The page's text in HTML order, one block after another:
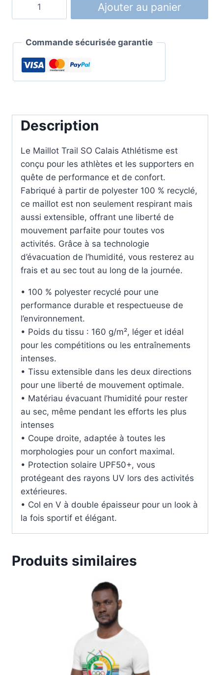
Trail
Calais
Athlétisme
avec
Style
Confort
Ajouter au panier
Commande sécurisée garantie
Description
Le Maillot Trail SO Calais Athlétisme est
conçu pour les athlètes et les supporters en
quête de performance et de confort.
Fabriqué à partir de polyester 100 % recyclé,
ce maillot est non seulement respirant mais
aussi extensible, offrant une liberté de
mouvement parfaite pour toutes vos
activités. Grâce à sa technologie
d’évacuation de l’humidité, vous resterez au
frais et au sec tout au long de la journée.
• 100 % polyester recyclé pour une
performance durable et respectueuse de
l’environnement.
• Poids du tissu : 160 g/m², léger et idéal
pour les compétitions ou les entraînements
intenses.
• Tissu extensible dans les deux directions
pour une liberté de mouvement optimale.
• Matériau évacuant l’humidité pour rester
au sec, même pendant les efforts les plus
intenses
• Coupe droite, adaptée à toutes les
morphologies pour un confort maximal.
• Protection solaire UPF50+, vous
protégeant des rayons UV lors des activités
extérieures.
• Col en V à double épaisseur pour un look à
la fois sportif et élégant.
Produits similaires